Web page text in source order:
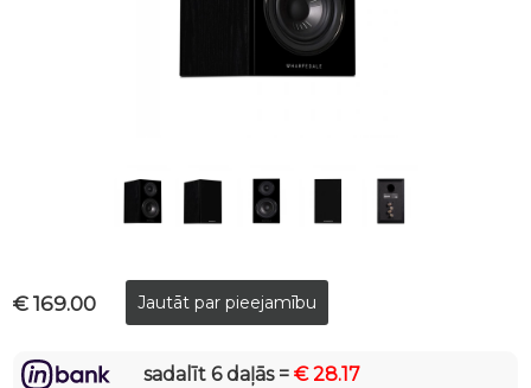
€ 169.00
sadalīt 6 daļās =€ 28.17